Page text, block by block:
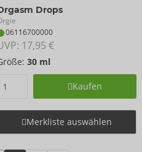
Drops
06116700000
17,95 €
30 ml
Kaufen
Merkliste auswählen